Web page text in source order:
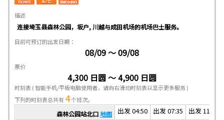
描述
连接埼玉县森林公园，坂户, 川越与成田机场的机场巴士服务。
目前可预订的出发日期：
08/09 ～ 09/08
票价
4,300 日圆 ～ 4,900 日圆
时刻表( 智能手机/平板电脑使用者，请向右滑动时刻表以显示更多服务 )
下列的时刻表总共有4个班次。
森林公园站北口地图 出发 04:50 出发 07:35 出发 11:30